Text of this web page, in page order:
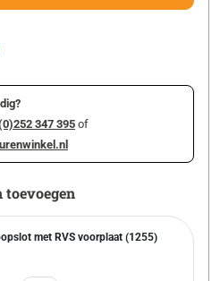
347 395 of
met RVS voorplaat (1255)